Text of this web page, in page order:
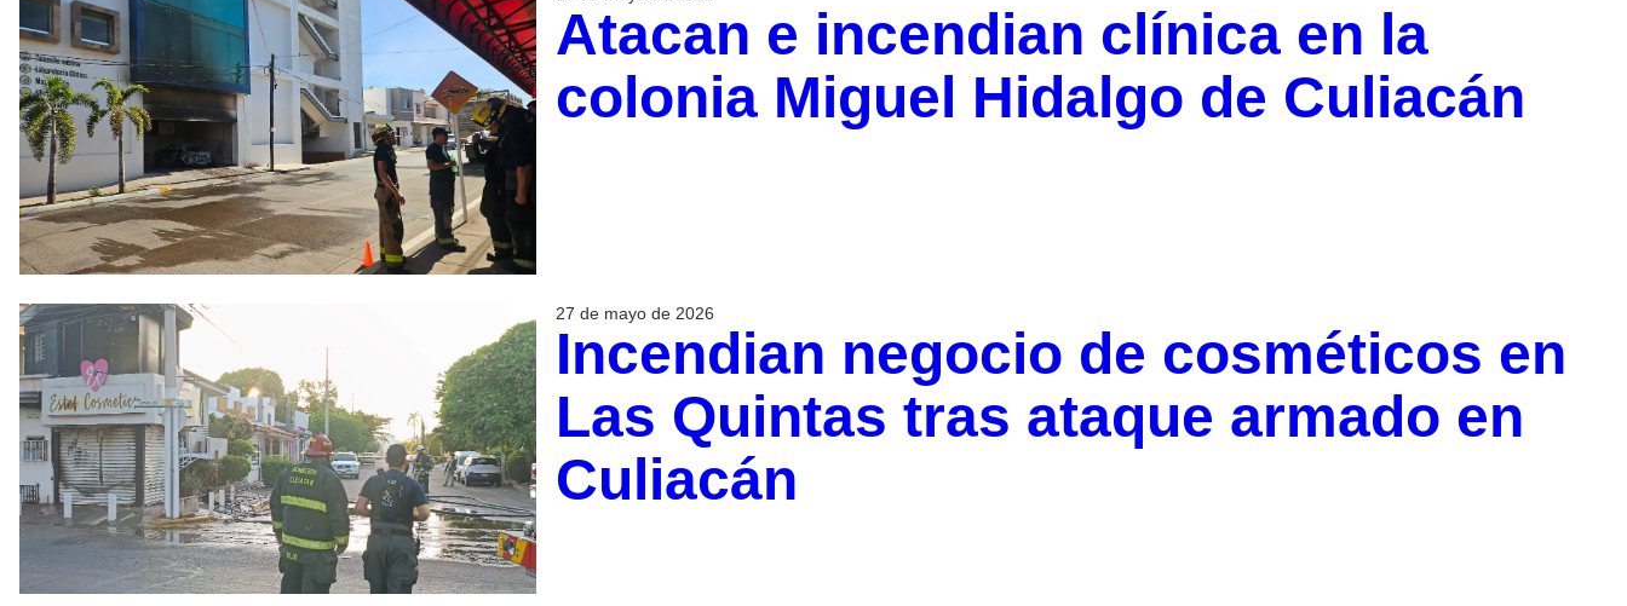
Atacan e incendian clínica en la
colonia Miguel Hidalgo de Culiacán
27 de mayo de 2026
Incendian negocio de cosméticos en
Las Quintas tras ataque armado en
Culiacán